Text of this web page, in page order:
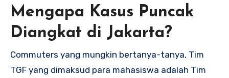
Mengapa Kasus Puncak
Diangkat di Jakarta?
Commuters yang mungkin bertanya-tanya, Tim
TGF yang dimaksud para mahasiswa adalah Tim